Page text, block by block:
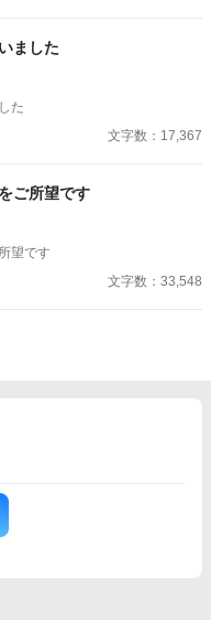
ました
た
文字数：17,367
ご所望です
望です
文字数：33,548